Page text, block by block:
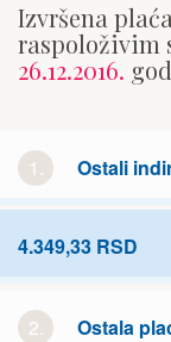
Izvršena
raspoloživim
26.12.2016.
1. Ostali
4.349,33 RSD
2. Ostala